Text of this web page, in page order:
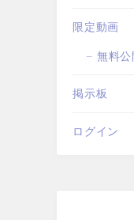
限定動画
無料公
掲示板
ログイン